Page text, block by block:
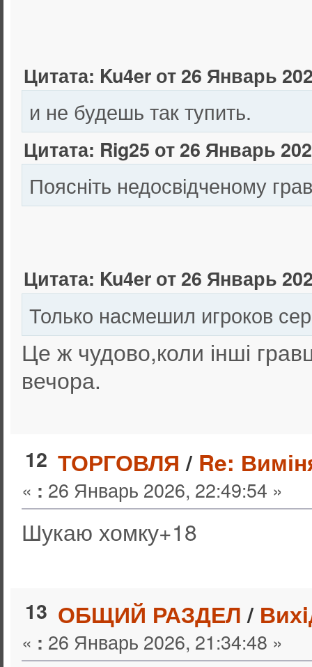
Цитата: Ku4er от 26 Январь
и не будешь так тупить.
Цитата: Rig25 от 26 Январь
Поясніть недосвідченому
Цитата: Ku4er от 26 Январь
Только насмешил игроков
Це ж чудово,коли інші
вечора.
12 ТОРГОВЛЯ / Re:
« : 26 Январь 2026, 22:49:54 »
Шукаю хомку+18
13 ОБЩИЙ РАЗДЕЛ/
« : 26 Январь 2026, 21:34:48 »